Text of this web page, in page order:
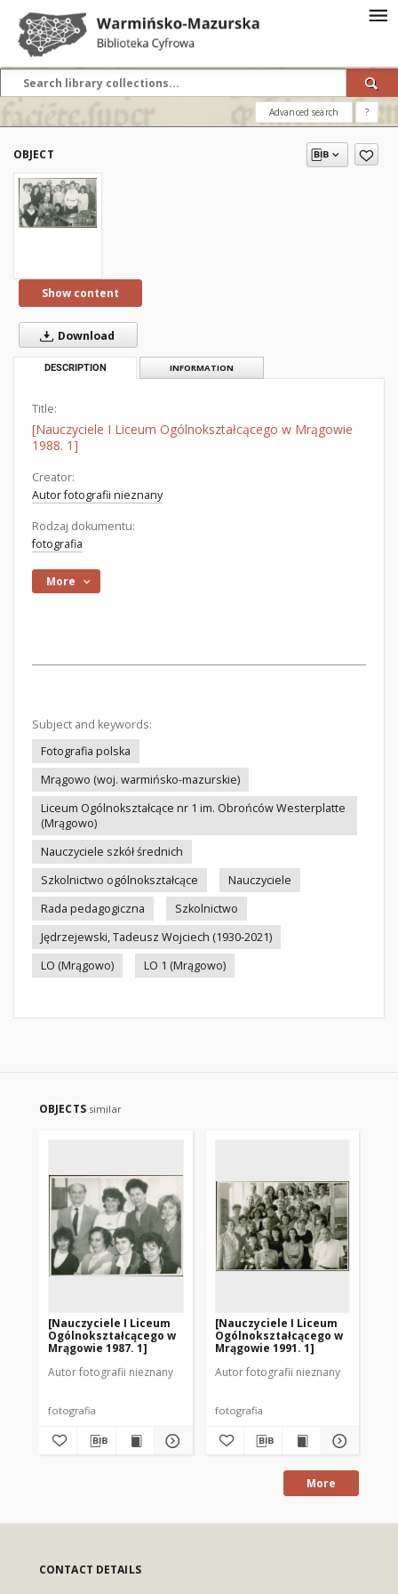
Advanced search ?
OBJECT
Show content
Download
DESCRIPTION INFORMATION
Title:
[Nauczyciele I Liceum Ogólnokształcącego w Mrągowie
1988. 1]
Creator:
Autor fotografii nieznany
Rodzaj dokumentu:
fotografia
More
Subject and keywords:
Fotografia polska
Mrągowo (woj. warmińsko-mazurskie)
Liceum Ogólnokształcące nr 1 im. Obrońców Westerplatte
(Mrągowo)
Nauczyciele szkół średnich
Szkolnictwo ogólnokształcące
Nauczyciele
Rada pedagogiczna
Szkolnictwo
Jędrzejewski, Tadeusz Wojciech (1930-2021)
LO (Mrągowo)
LO 1 (Mrągowo)
OBJECTS similar
[Nauczyciele I Liceum
Ogólnokształcącego w
Mrągowie 1987. 1]
Autor fotografii nieznany
fotografia
[Nauczyciele I Liceum
Ogólnokształcącego w
Mrągowie 1991. 1]
Autor fotografii nieznany
fotografia
More
CONTACT DETAILS